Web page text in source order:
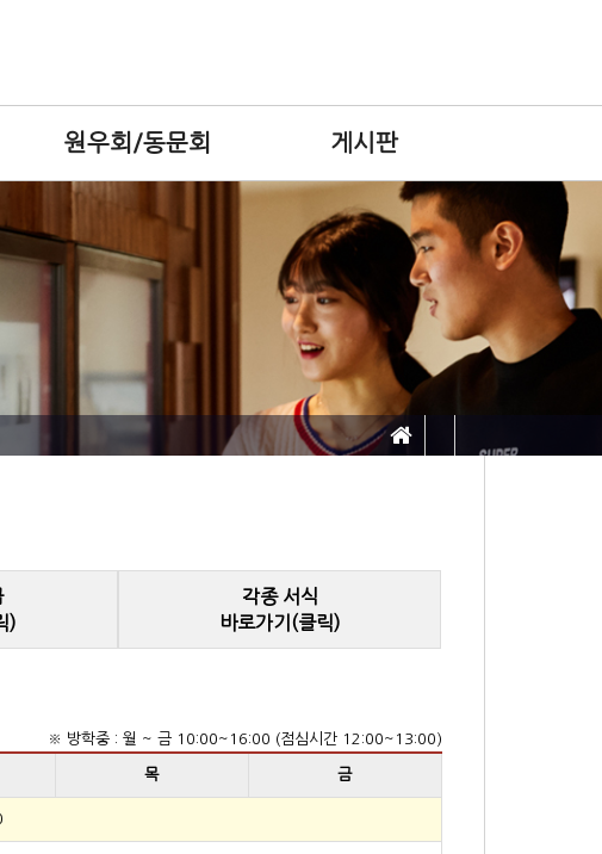
원우회/동문회 게시판
)
각종 서식
바로가기(클릭)
※ 방학중 : 월 ~ 금 10:00~16:00 (점심시간 12:00~13:00)
목 금